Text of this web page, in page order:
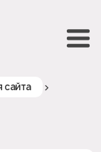
сайта >